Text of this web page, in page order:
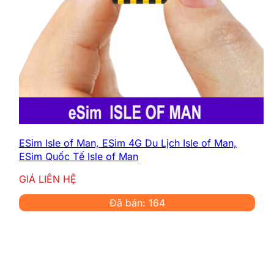
ESim Isle of Man, ESim 4G Du Lịch Isle of Man,
ESim Quốc Tế Isle of Man
GIÁ LIÊN HỆ
Đã bán: 164